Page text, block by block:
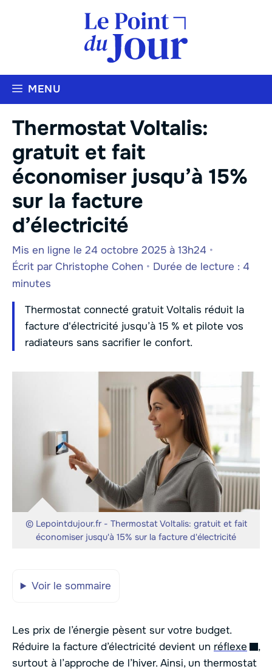
MENU
Thermostat Voltalis:
gratuit et fait
économiser jusqu’à 15%
sur la facture
d’électricité
Mis en ligne le 24 octobre 2025 à 13h24 •
Écrit par Christophe Cohen • Durée de lecture : 4
minutes
Thermostat connecté gratuit Voltalis réduit la
facture d'électricité jusqu’à 15 % et pilote vos
radiateurs sans sacrifier le confort.
© Lepointdujour.fr - Thermostat Voltalis: gratuit et fait
économiser jusqu'à 15% sur la facture d'électricité
Voir le sommaire
Les prix de l’énergie pèsent sur votre budget.
Réduire la facture d’électricité devient un réflexe
,
surtout à l’approche de l’hiver. Ainsi, un thermostat